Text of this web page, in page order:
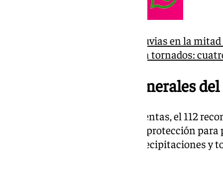
Activadas las alertas por lluvias en la
miércoles y no se descartan tornados:
Recomendaciones generales del
Ante los avisos de lluvia y tormentas, el 112
y seguir algunas pautas de autoprotección
seguridad. En días de fuertes precipitaciones